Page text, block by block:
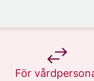
För
på 1177.se